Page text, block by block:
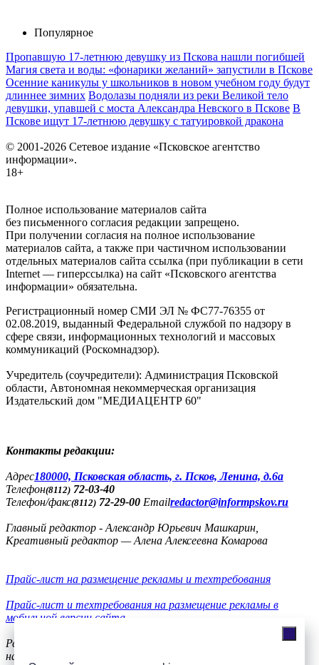
Популярное
Пропавшую 17-летнюю девушку из Пскова нашли погибшей
Магия света и воды: «фонарики желаний» запустили в Пскове
Осенние каникулы у школьников в новом учебном году будут
длиннее зимних Водолазы подняли из реки Великой тело
девушки, упавшей с моста Александра Невского в Пскове В
Пскове ищут 17‑летнюю девушку с татуировкой дракона
© 2001-2026 Сетевое издание «Псковское агентство
информации».
18+
Полное использование материалов сайта
без письменного согласия редакции запрещено.
При получении согласия на полное использование
материалов сайта, а также при частичном использовании
отдельных материалов сайта ссылка (при публикации в сети
Internet — гиперссылка) на сайт «Псковского агентства
информации» обязательна.
Регистрационный номер СМИ ЭЛ № ФС77-76355 от
02.08.2019, выданный Федеральной службой по надзору в
сфере связи, информационных технологий и массовых
коммуникаций (Роскомнадзор).
Учредитель (соучредители): Администрация Псковской
области, Автономная некоммерческая организация
Издательский дом "МЕДИАЦЕНТР 60"
Контакты редакции:
Адреc180000, Псковская область, г. Псков, Ленина, д.6а
Телефон(8112) 72-03-40
Телефон/факс(8112) 72-29-00 Emailredactor@informpskov.ru
Главный редактор - Александр Юрьевич Машкарин,
Креативный редактор — Алена Алексеевна Комарова
Прайс-лист на размещение рекламы и техтребования
Прайс-лист и техтребования на размещение рекламы в
мобильной версии сайта
Реклама
на сайте